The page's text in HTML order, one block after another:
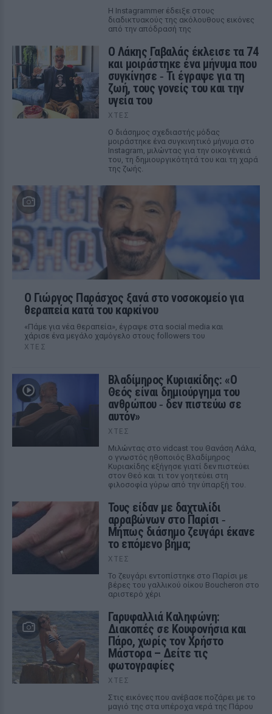
Η Instagrammer έδειξε στους
διαδικτυακούς της ακόλουθους εικόνες
από την απόδρασή της
Ο Λάκης Γαβαλάς έκλεισε τα 74
και μοιράστηκε ένα μήνυμα που
συγκίνησε ‑ Τι έγραψε για τη
ζωή, τους γονείς του και την
υγεία του
ΧΤΕΣ
Ο διάσημος σχεδιαστής μόδας
μοιράστηκε ένα συγκινητικό μήνυμα στο
Instagram, μιλώντας για την οικογένειά
του, τη δημιουργικότητά του και τη χαρά
της ζωής.
O Γιώργος Παράσχος ξανά στο νοσοκομείο για
θεραπεία κατά του καρκίνου
«Πάμε για νέα θεραπεία», έγραψε στα social media και
χάρισε ένα μεγάλο χαμόγελο στους followers του
ΧΤΕΣ
Βλαδίμηρος Κυριακίδης: «Ο
Θεός είναι δημιούργημα του
ανθρώπου ‑ δεν πιστεύω σε
αυτόν»
ΧΤΕΣ
Μιλώντας στο vidcast του Θανάση Λάλα,
ο γνωστός ηθοποιός Βλαδίμηρος
Κυριακίδης εξήγησε γιατί δεν πιστεύει
στον Θεό και τι τον γοητεύει στη
φιλοσοφία γύρω από την ύπαρξή του.
Τους είδαν με δαχτυλίδι
αρραβώνων στο Παρίσι ‑
Μήπως διάσημο ζευγάρι έκανε
το επόμενο βήμα;
ΧΤΕΣ
Το ζευγάρι εντοπίστηκε στο Παρίσι με
βέρες του γαλλικού οίκου Boucheron στο
αριστερό χέρι
Γαρυφαλλιά Καληφώνη:
Διακοπές σε Κουφονήσια και
Πάρο, χωρίς τον Χρήστο
Μάστορα – Δείτε τις
φωτογραφίες
ΧΤΕΣ
Στις εικόνες που ανέβασε ποζάρει με το
μαγιό της στα υπέροχα νερά της Πάρου